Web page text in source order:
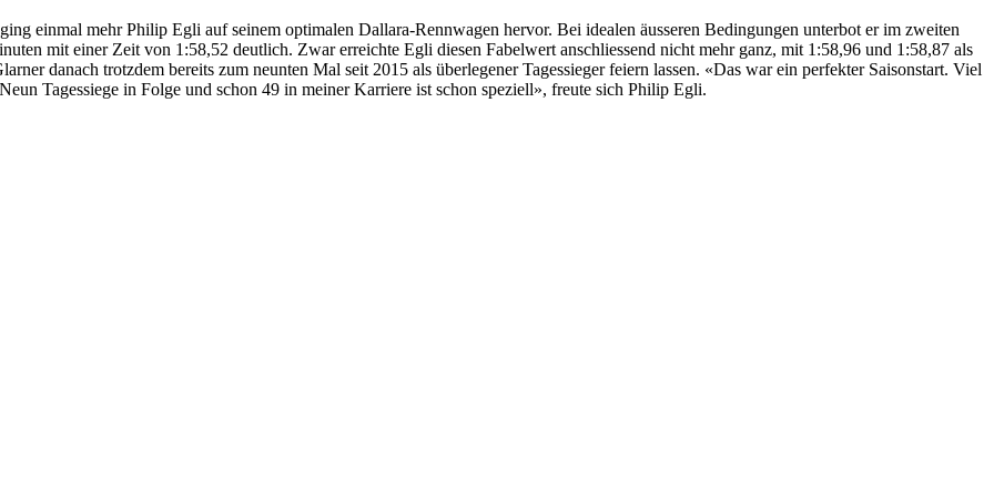
einmal mehr Philip Egli auf seinem optimalen Dallara-Rennwagen hervor. Bei idealen äusseren Bedingungen unterbot er im zweiten
mit einer Zeit von 1:58,52 deutlich. Zwar erreichte Egli diesen Fabelwert anschliessend nicht mehr ganz, mit 1:58,96 und 1:58,87 als
danach trotzdem bereits zum neunten Mal seit 2015 als überlegener Tagessieger feiern lassen. «Das war ein perfekter Saisonstart. Viel
Tagessiege in Folge und schon 49 in meiner Karriere ist schon speziell», freute sich Philip Egli.